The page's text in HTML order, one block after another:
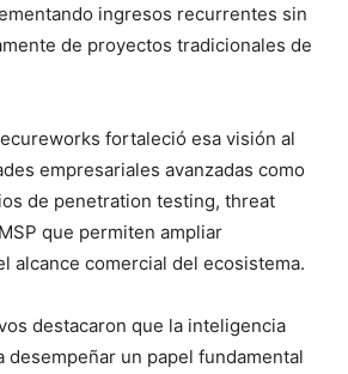
ingresos recurrentes sin
de proyectos tradicionales de
fortaleció esa visión al
empresariales avanzadas como
de penetration testing, threat
que permiten ampliar
alcance comercial del ecosistema.
destacaron que la inteligencia
desempeñar un papel fundamental